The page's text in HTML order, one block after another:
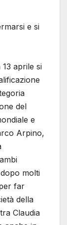
e si
aprile si
del
e
Arpino,
molti
far
della
Claudia